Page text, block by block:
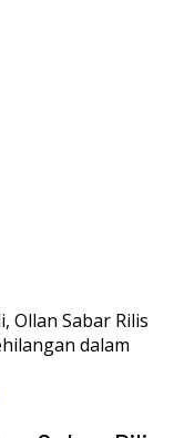
Ollan Sabar Rilis
dalam